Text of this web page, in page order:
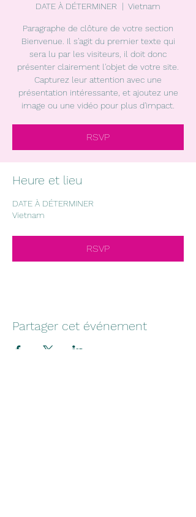
DATE À DÉTERMINER
  |
Vietnam
Paragraphe de clôture de votre section
Bienvenue. Il s'agit du premier texte qui
sera lu par les visiteurs, il doit donc
présenter clairement l'objet de votre site.
Capturez leur attention avec une
présentation intéressante, et ajoutez une
image ou une vidéo pour plus d'impact.
RSVP
Heure et lieu
DATE À DÉTERMINER
Vietnam
RSVP
Partager cet événement